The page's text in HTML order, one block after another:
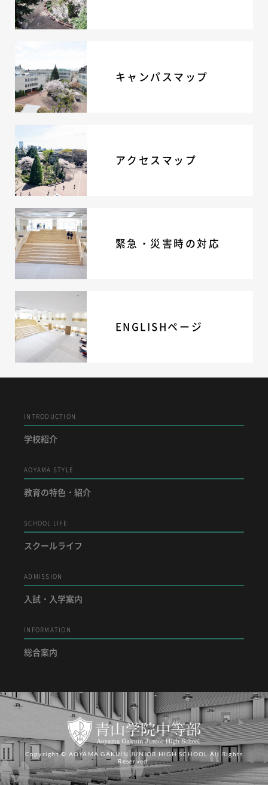
キャンパスマップ
アクセスマップ
緊急・災害時の対応
ENGLISHページ
INTRODUCTION
学校紹介
AOYAMA STYLE
教育の特色・紹介
SCHOOL LIFE
スクールライフ
ADMISSION
入試・入学案内
INFORMATION
総合案内
Copyright © AOYAMA GAKUIN JUNIOR HIGH SCHOOL All Rights
Reserved.